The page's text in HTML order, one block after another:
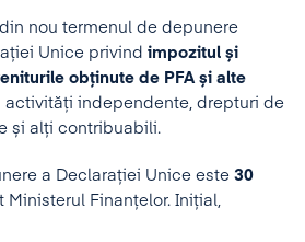
nou termenul de depunere
Unice privind impozitul și
obținute de PFA și alte
activități independente, drepturi de
și alți contribuabili.
a Declarației Unice este 30
Ministerul Finanțelor. Inițial,